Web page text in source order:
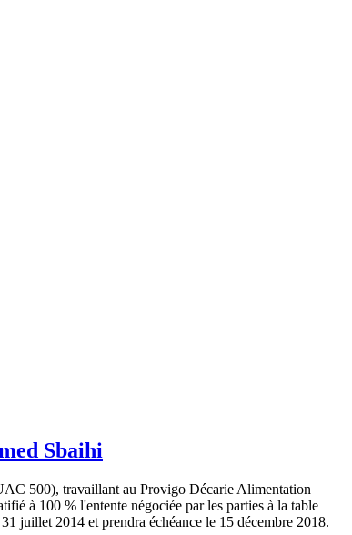
Sbaihi
500), travaillant au Provigo Décarie Alimentation
à 100 % l'entente négociée par les parties à la table
juillet 2014 et prendra échéance le 15 décembre 2018.